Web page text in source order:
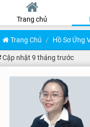
Trang chủ
Trang Chủ Hồ Sơ Ứng
Cập nhật 9 tháng trước